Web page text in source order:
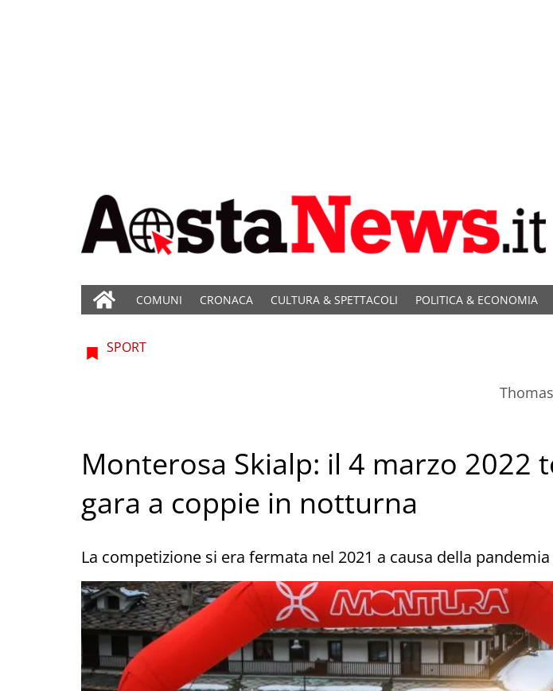
COMUNI CRONACA CULTURA & SPETTACOLI POLITICA & ECONOMIA
SPORT
Monterosa Skialp: il 4 marzo 2022
gara a coppie in notturna
La competizione si era fermata nel 2021 a causa della pandemia